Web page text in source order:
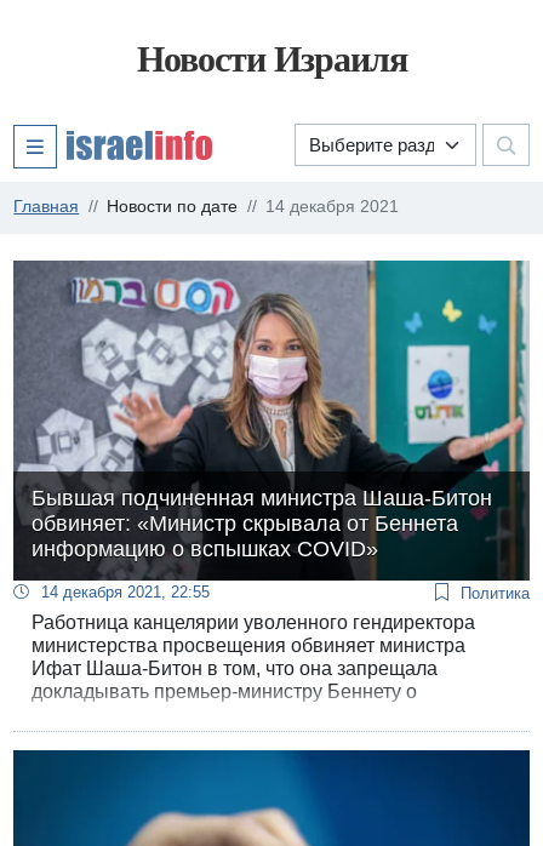
Новости Израиля
Главная Новости по дате 14 декабря 2021
Бывшая подчиненная министра Шаша-Битон
обвиняет: «Министр скрывала от Беннета
информацию о вспышках COVID»
14 декабря 2021, 22:55 Политика
Работница канцелярии уволенного гендиректора
министерства просвещения обвиняет министра
Ифат Шаша-Битон в том, что она запрещала
докладывать премьер-министру Беннету о
этом сообщил сегодня вечером 12 канал ИТВ.